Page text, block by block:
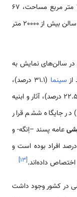
متر مربع مساحت، 139 سالن بین 10000 تا 15000 متر مربع مساحت، 67
سالن بین 15000 تا 20000 متر مربع مساحت و 115 سالن بیش از 20000 متر
با حضور در سالن‌های نمایش به
سینما (31.1 درصد)،
(24.8%)، موزه‌های و گالری‌های هنری (22.5 درصد)، آثار و ابنیه
و سایر هنرها (8.7 درصد) در جایگاه ششم قرار
عامه پسند –اِنگه- و
نمایشی سرگرمی و تفریح 12.4 درصد افراد بوده است و
[۱۳]
گروه نمایشی در کشور وجود داشت